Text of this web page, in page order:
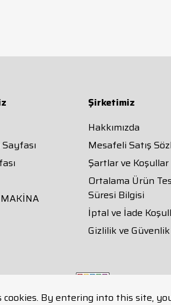
cookies. By entering into this site,
Şirketimiz
Hakkımızda
Mesafeli Satış
Şartlar ve Koşullar
Ortalama Ürün
Süresi Bilgisi
İptal ve İade
Gizlilik ve